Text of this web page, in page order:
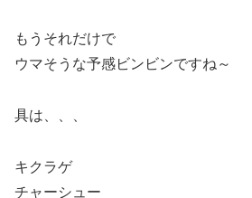
もうそれだけで
ウマそうな予感ビンビンですね～
具は、、、
キクラゲ
チャーシュー